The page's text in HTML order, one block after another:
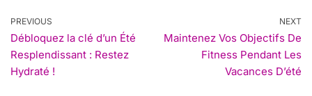
PREVIOUS
Débloquez la clé d’un Été
Resplendissant : Restez
Hydraté !
NEXT
Maintenez Vos Objectifs De
Fitness Pendant Les
Vacances D’été